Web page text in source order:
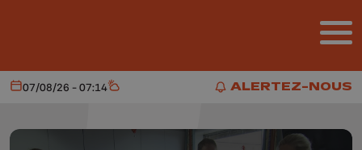
ALERTEZ-NOUS
ALERTEZ-NOUS
Aujourd'hui
07/08/26 - 07:14 Météo